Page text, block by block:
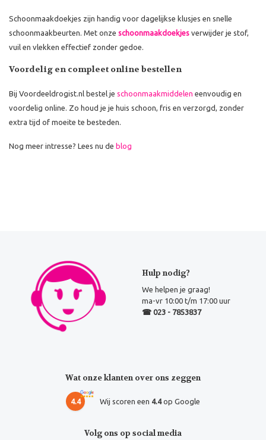
Schoonmaakdoekjes zijn handig voor dagelijkse klusjes en snelle
schoonmaakbeurten. Met onze schoonmaakdoekjes verwijder je stof,
vuil en vlekken effectief zonder gedoe.
Voordelig en compleet online bestellen
Bij Voordeeldrogist.nl bestel je schoonmaakmiddelen eenvoudig en
voordelig online. Zo houd je je huis schoon, fris en verzorgd, zonder
extra tijd of moeite te besteden.
Nog meer intresse? Lees nu de blog
Hulp nodig?
We helpen je graag!
ma-vr 10:00 t/m 17:00 uur
☎ 023 - 7853837
Wat onze klanten over ons zeggen
4.4 Wij scoren een 4.4op Google
Volg ons op social media